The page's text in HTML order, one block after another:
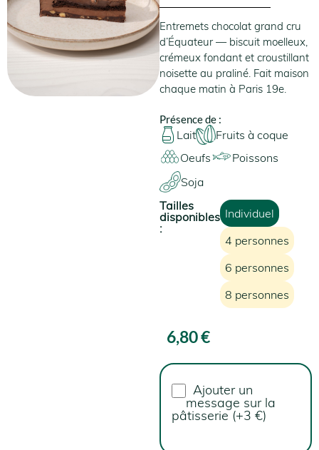
Entremets chocolat grand cru
d’Équateur — biscuit moelleux,
crémeux fondant et croustillant
noisette au praliné. Fait maison
chaque matin à Paris 19e.
Présence de :
Lait
Fruits à coque
Oeufs
Poissons
Soja
Tailles
disponibles
:
Individuel
4 personnes
6 personnes
8 personnes
6,80€
Ajouter un
message sur la
pâtisserie (+3 €)